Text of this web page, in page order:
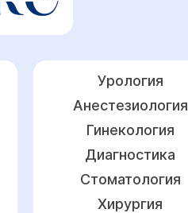
Урология
Анестезиология
Гинекология
Диагностика
Стоматология
Хирургия